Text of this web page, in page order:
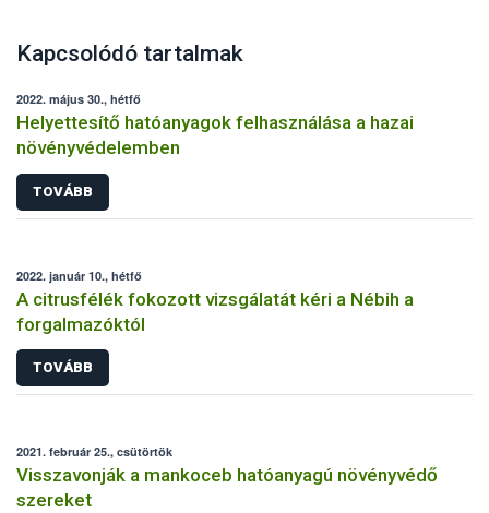
Kapcsolódó tartalmak
2022. május 30., hétfő
Helyettesítő hatóanyagok felhasználása a hazai
növényvédelemben
TOVÁBB
2022. január 10., hétfő
A citrusfélék fokozott vizsgálatát kéri a Nébih a
forgalmazóktól
TOVÁBB
2021. február 25., csütörtök
Visszavonják a mankoceb hatóanyagú növényvédő
szereket